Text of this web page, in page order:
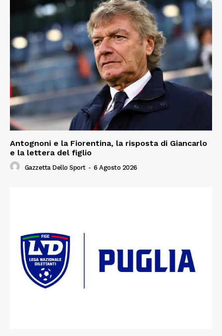
Antognoni e la Fiorentina, la risposta di Giancarlo
e la lettera del figlio
Gazzetta Dello Sport - 6 Agosto 2026